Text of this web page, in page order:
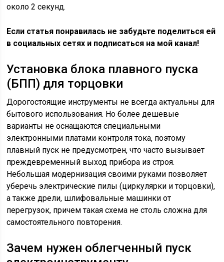
около 2 секунд.
Если статья понравилась не забудьте поделиться ей
в социальных сетях и подписаться на мой канал!
Установка блока плавного пуска
(БПП) для торцовки
Дорогостоящие инструменты не всегда актуальны для
бытового использования. Но более дешевые
варианты не оснащаются специальными
электронными платами контроля тока, поэтому
плавный пуск не предусмотрен, что часто вызывает
преждевременный выход прибора из строя.
Небольшая модернизация своими руками позволяет
уберечь электрические пилы (циркулярки и торцовки),
а также дрели, шлифовальные машинки от
перегрузок, причем такая схема не столь сложна для
самостоятельного повторения.
Зачем нужен облегченный пуск